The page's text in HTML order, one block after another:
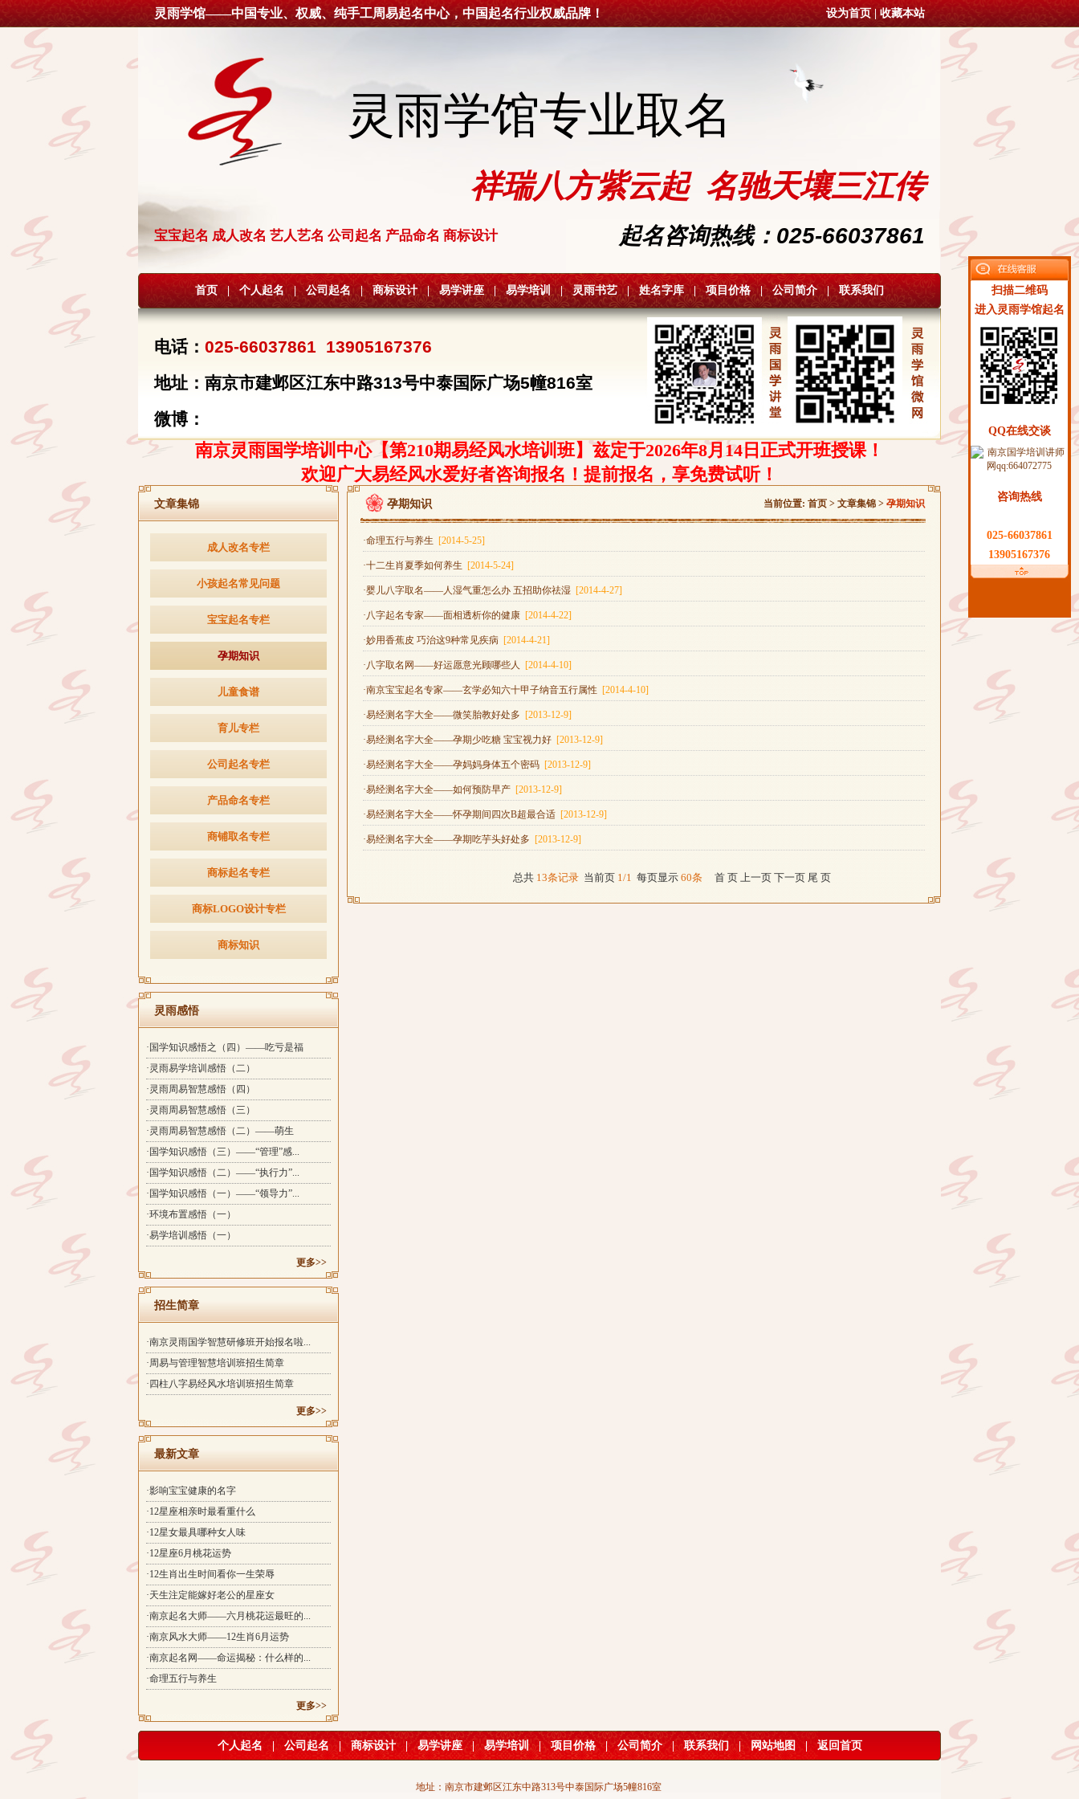
扫描二维码
进入灵雨学馆起名
QQ在线交谈
咨询热线
025-66037861
13905167376
灵雨学馆——中国专业、权威、纯手工周易起名中心，中国起名行业权威品牌！ 设为首页 收藏本站
灵雨学馆专业取名
祥瑞八方紫云起 名驰天壤三江传
宝宝起名 成人改名 艺人艺名 公司起名 产品命名 商标设计 起名咨询热线：025-66037861
首页 | 个人起名 | 公司起名 | 商标设计 | 易学讲座 | 易学培训 | 灵雨书艺 | 姓名字库 | 项目价格 公司简介 联系我们
电话： 025-66037861 13905167376
地址：南京市建邺区江东中路313号中泰国际广场5幢816室
微博：
南京灵雨国学培训中心【第210期易经风水培训班】兹定于2026年8月14日正式开班授课！
欢迎广大易经风水爱好者咨询报名！提前报名，享免费试听！
文章集锦
成人改名专栏
小孩起名常见问题
宝宝起名专栏
孕期知识
儿童食谱
育儿专栏
公司起名专栏
产品命名专栏
商铺取名专栏
商标起名专栏
商标LOGO设计专栏
商标知识
灵雨感悟
·国学知识感悟之（四）——吃亏是福
·灵雨易学培训感悟（二）
·灵雨周易智慧感悟（四）
·灵雨周易智慧感悟（三）
·灵雨周易智慧感悟（二）——萌生
·国学知识感悟（三）——“管理”感...
·国学知识感悟（二）——“执行力”...
·国学知识感悟（一）——“领导力”...
·环境布置感悟（一）
·易学培训感悟（一）
更多>>
招生简章
·南京灵雨国学智慧研修班开始报名啦...
·周易与管理智慧培训班招生简章
·四柱八字易经风水培训班招生简章
更多>>
最新文章
·影响宝宝健康的名字
·12星座相亲时最看重什么
·12星女最具哪种女人味
·12星座6月桃花运势
·12生肖出生时间看你一生荣辱
·天生注定能嫁好老公的星座女
·南京起名大师——六月桃花运最旺的...
·南京风水大师——12生肖6月运势
·南京起名网——命运揭秘：什么样的...
·命理五行与养生
更多>>
孕期知识 当前位置: 首页 > 文章集锦 > 孕期知识
·命理五行与养生 [2014-5-25]
·十二生肖夏季如何养生 [2014-5-24]
·婴儿八字取名——人湿气重怎么办 五招助你祛湿 [2014-4-27]
·八字起名专家——面相透析你的健康 [2014-4-22]
·妙用香蕉皮 巧治这9种常见疾病 [2014-4-21]
·八字取名网——好运愿意光顾哪些人 [2014-4-10]
·南京宝宝起名专家——玄学必知六十甲子纳音五行属性 [2014-4-10]
·易经测名字大全——微笑胎教好处多 [2013-12-9]
·易经测名字大全——孕期少吃糖 宝宝视力好 [2013-12-9]
·易经测名字大全——孕妈妈身体五个密码 [2013-12-9]
·易经测名字大全——如何预防早产 [2013-12-9]
·易经测名字大全——怀孕期间四次B超最合适 [2013-12-9]
·易经测名字大全——孕期吃芋头好处多 [2013-12-9]
总共 13条记录 当前页 1/1 每页显示 60条 首 页 上一页 下一页 尾 页
个人起名 公司起名 | 商标设计 | 易学讲座 | 易学培训 | 项目价格 | 公司简介 | 联系我们 | 网站地图 返回首页
地址：南京市建邺区江东中路313号中泰国际广场5幢816室